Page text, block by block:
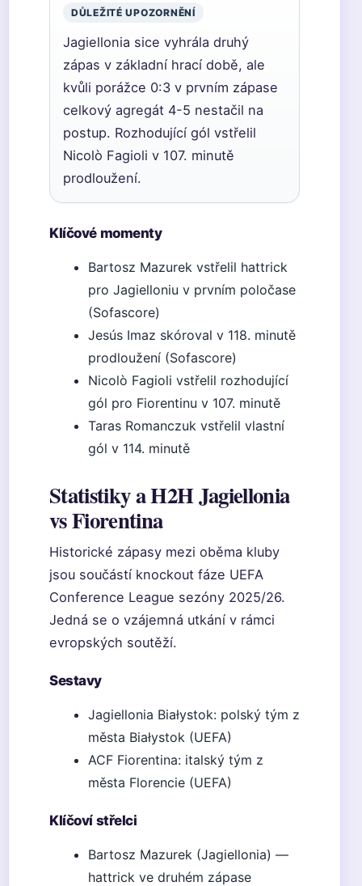
DŮLEŽITÉ UPOZORNĚNÍ
Jagiellonia sice vyhrála druhý
zápas v základní hrací době, ale
kvůli porážce 0:3 v prvním zápase
celkový agregát 4-5 nestačil na
postup. Rozhodující gól vstřelil
Nicolò Fagioli v 107. minutě
prodloužení.
Klíčové momenty
Bartosz Mazurek vstřelil hattrick
pro Jagielloniu v prvním poločase
(Sofascore)
Jesús Imaz skóroval v 118. minutě
prodloužení (Sofascore)
Nicolò Fagioli vstřelil rozhodující
gól pro Fiorentinu v 107. minutě
Taras Romanczuk vstřelil vlastní
gól v 114. minutě
Statistiky a H2H Jagiellonia
vs Fiorentina
Historické zápasy mezi oběma kluby
jsou součástí knockout fáze UEFA
Conference League sezóny 2025/26.
Jedná se o vzájemná utkání v rámci
evropských soutěží.
Sestavy
Jagiellonia Białystok: polský tým z
města Białystok (UEFA)
ACF Fiorentina: italský tým z
města Florencie (UEFA)
Klíčoví střelci
Bartosz Mazurek (Jagiellonia) —
hattrick ve druhém zápase